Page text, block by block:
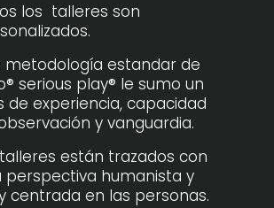
los talleres son
metodología estandar de
serious play® le sumo un
de experiencia, capacidad
y vanguardia.
están trazados con
perspectiva humanista y
centrada en las personas.